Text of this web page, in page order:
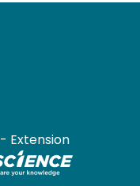
- Extension